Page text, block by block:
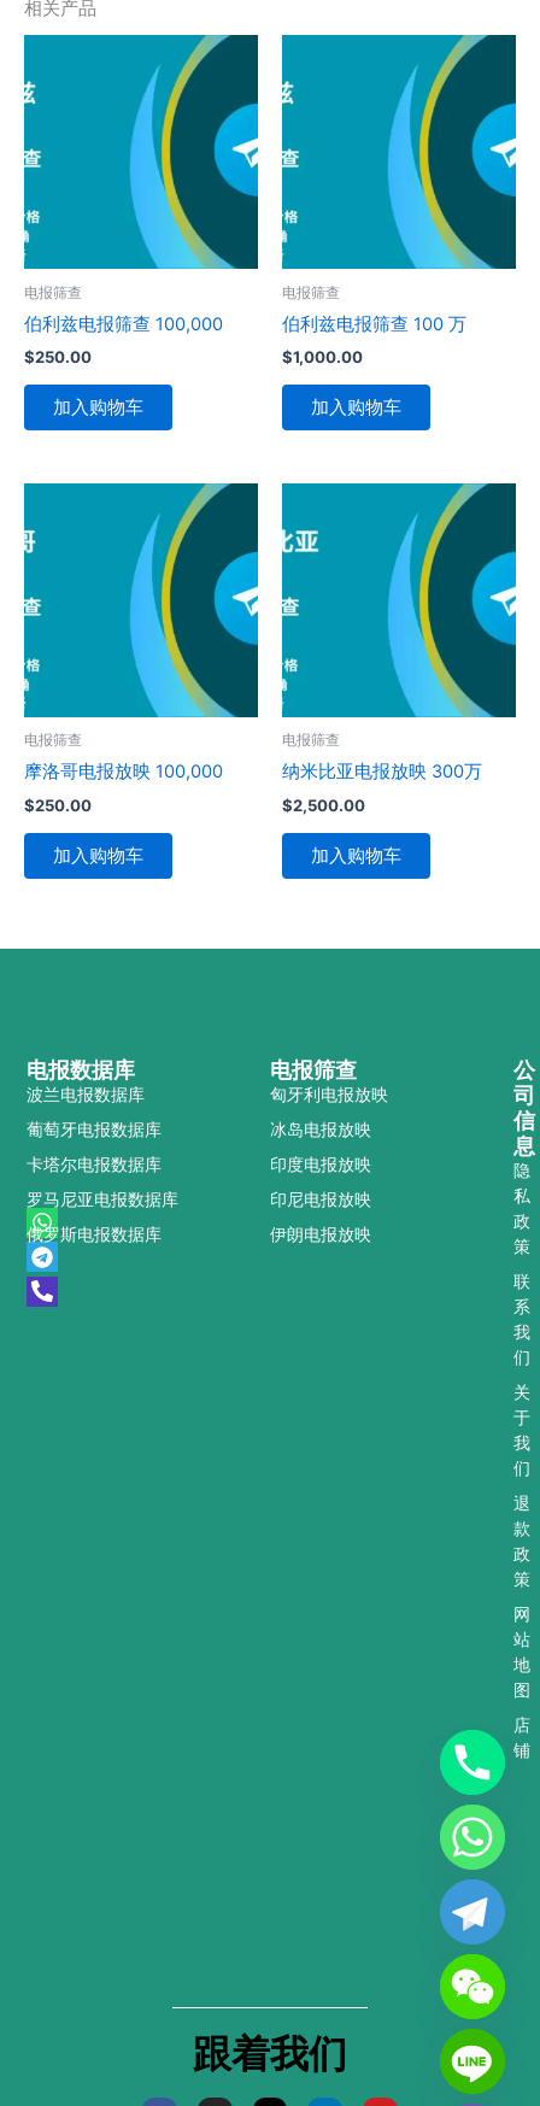
相关产品
电报筛查
伯利兹电报筛查 100,000
$250.00
加入购物车
电报筛查
伯利兹电报筛查 100 万
$1,000.00
加入购物车
电报筛查
摩洛哥电报放映 100,000
$250.00
加入购物车
电报筛查
纳米比亚电报放映 300万
$2,500.00
加入购物车
W
h
a
t
s
T
e
l
e
g
P
h
o
n
e
电报筛查
匈牙利电报放映
冰岛电报放映
印度电报放映
印尼电报放映
伊朗电报放映
电报数据库
波兰电报数据库
葡萄牙电报数据库
卡塔尔电报数据库
罗马尼亚电报数据库
俄罗斯电报数据库
公
司
信
息
隐
私
政
策
联
系
我
们
关
于
我
们
退
款
政
策
网
站
地
图
店
铺
跟着我们